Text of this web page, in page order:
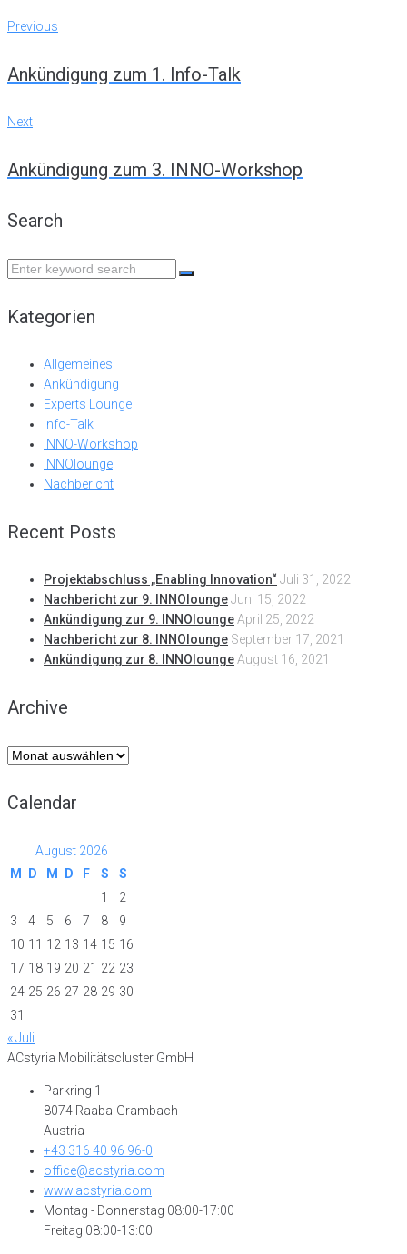
Beitrags-
Previous
Previous
Ankündigung zum 1. Info-Talk
Next
Next
Ankündigung zum 3. INNO-Workshop
Search
Search
Kategorien
Allgemeines
Ankündigung
Experts Lounge
Info-Talk
INNO-Workshop
INNOlounge
Nachbericht
Recent Posts
Projektabschluss „Enabling Innovation“ Juli 31, 2022
Nachbericht zur 9. INNOloungeJuni 15, 2022
Ankündigung zur 9. INNOloungeApril 25, 2022
Nachbericht zur 8. INNOlounge September 17, 2021
Ankündigung zur 8. INNOloungeAugust 16, 2021
Archive
Archive
Calendar
August 2026
M
D M D F S
S
1
2
3
4 5 6 7 8
9
10 11 12 13 14 15 16
17 18 19 20 21 22 23
24 25 26 27 28 29 30
31
« Juli
ACstyria Mobilitätscluster GmbH
Parkring 1
8074 Raaba-Grambach
Austria
+43 316 40 96 96-0
office@acstyria.com
www.acstyria.com
Montag - Donnerstag 08:00-17:00
Freitag 08:00-13:00